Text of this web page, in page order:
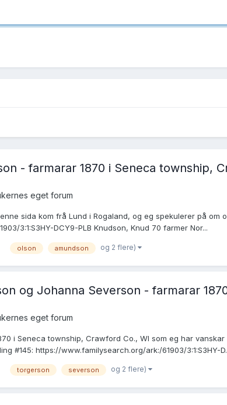
- farmarar 1870 i Seneca township,
eget forum
sida kom frå Lund i Rogaland, og eg spekulerer på
3:1:S3HY-DCY9-PLB Knudson, Knud 70 farmer Nor...
olson amundson og 2 flere)
og Johanna Severson - farmarar
eget forum
i Seneca township, Crawford Co., WI som eg har
#145: https://www.familysearch.org/ark:/61903/3:1:S3HY-
torgerson severson og 2 flere)